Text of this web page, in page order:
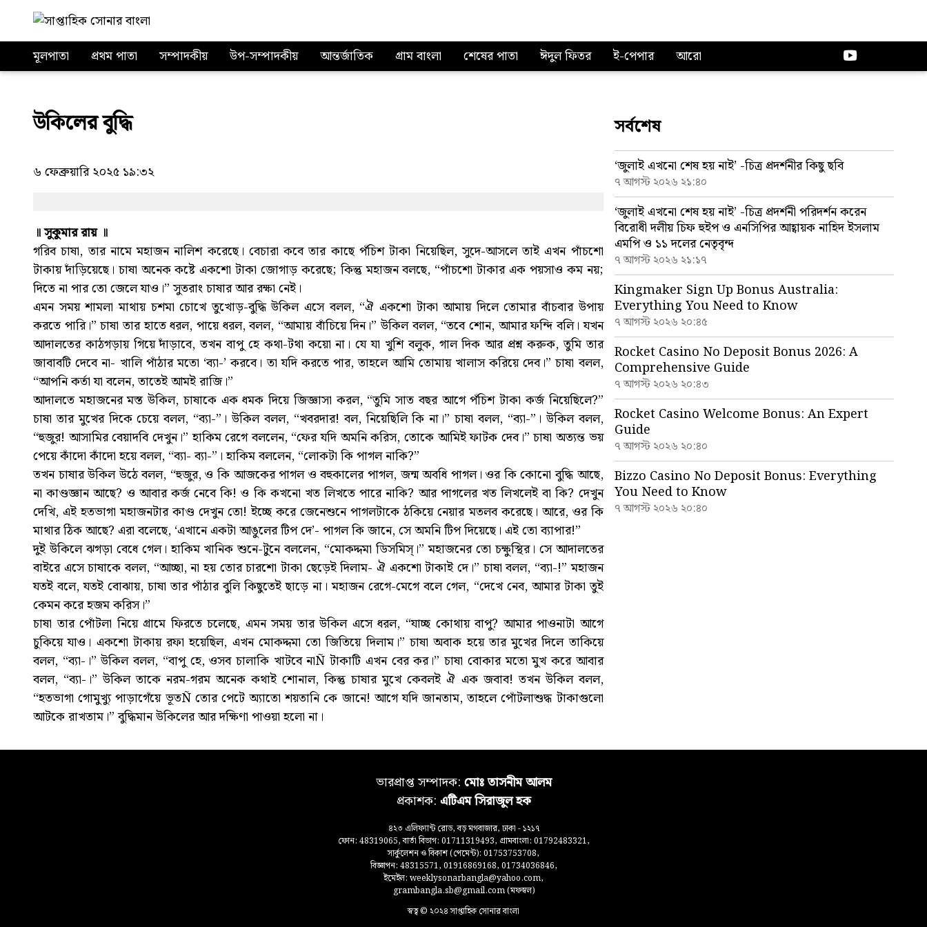
মূলপাতা প্রথম পাতা সম্পাদকীয় উপ-সম্পাদকীয় আন্তর্জাতিক গ্রাম বাংলা শেষের পাতা ঈদুল ফিতর ই-পেপার আরো
উকিলের বুদ্ধি
৬ ফেব্রুয়ারি ২০২৫ ১৯:৩২
॥ সুকুমার রায় ॥
গরিব চাষা, তার নামে মহাজন নালিশ করেছে। বেচারা কবে তার কাছে পঁচিশ টাকা নিয়েছিল, সুদে-আসলে তাই এখন পাঁচশো
টাকায় দাঁড়িয়েছে। চাষা অনেক কষ্টে একশো টাকা জোগাড় করেছে; কিন্তু মহাজন বলছে, “পাঁচশো টাকার এক পয়সাও কম নয়;
দিতে না পার তো জেলে যাও।” সুতরাং চাষার আর রক্ষা নেই।
এমন সময় শামলা মাথায় চশমা চোখে তুখোড়-বুদ্ধি উকিল এসে বলল, “ঐ একশো টাকা আমায় দিলে তোমার বাঁচবার উপায়
করতে পারি।” চাষা তার হাতে ধরল, পায়ে ধরল, বলল, “আমায় বাঁচিয়ে দিন।” উকিল বলল, “তবে শোন, আমার ফন্দি বলি। যখন
আদালতের কাঠগড়ায় গিয়ে দাঁড়াবে, তখন বাপু হে কথা-টথা কয়ো না। যে যা খুশি বলুক, গাল দিক আর প্রশ্ন করুক, তুমি তার
জাবাবটি দেবে না- খালি পাঁঠার মতো ‘ব্যা-’ করবে। তা যদি করতে পার, তাহলে আমি তোমায় খালাস করিয়ে দেব।” চাষা বলল,
“আপনি কর্তা যা বলেন, তাতেই আমই রাজি।”
আদালতে মহাজনের মস্ত উকিল, চাষাকে এক ধমক দিয়ে জিজ্ঞাসা করল, “তুমি সাত বছর আগে পঁচিশ টাকা কর্জ নিয়েছিলে?”
চাষা তার মুখের দিকে চেয়ে বলল, “ব্যা-”। উকিল বলল, “খবরদার! বল, নিয়েছিলি কি না।” চাষা বলল, “ব্যা-”। উকিল বলল,
“হুজুর! আসামির বেয়াদবি দেখুন।” হাকিম রেগে বললেন, “ফের যদি অমনি করিস, তোকে আমিই ফাটক দেব।” চাষা অত্যন্ত ভয়
পেয়ে কাঁদো কাঁদো হয়ে বলল, “ব্যা- ব্যা-”। হাকিম বললেন, “লোকটা কি পাগল নাকি?”
তখন চাষার উকিল উঠে বলল, “হুজুর, ও কি আজকের পাগল ও বহুকালের পাগল, জন্ম অবধি পাগল। ওর কি কোনো বুদ্ধি আছে,
না কাণ্ডজ্ঞান আছে? ও আবার কর্জ নেবে কি! ও কি কখনো খত লিখতে পারে নাকি? আর পাগলের খত লিখলেই বা কি? দেখুন
দেখি, এই হতভাগা মহাজনটার কাণ্ড দেখুন তো! ইচ্ছে করে জেনেশুনে পাগলটাকে ঠকিয়ে নেয়ার মতলব করেছে। আরে, ওর কি
মাথার ঠিক আছে? এরা বলেছে, ‘এখানে একটা আঙুলের টিপ দে’- পাগল কি জানে, সে অমনি টিপ দিয়েছে। এই তো ব্যাপার!”
দুই উকিলে ঝগড়া বেধে গেল। হাকিম খানিক শুনে-টুনে বললেন, “মোকদ্দমা ডিসমিস্।” মহাজনের তো চক্ষুস্থির। সে আদালতের
বাইরে এসে চাষাকে বলল, “আচ্ছা, না হয় তোর চারশো টাকা ছেড়েই দিলাম- ঐ একশো টাকাই দে।” চাষা বলল, “ব্যা-!” মহাজন
যতই বলে, যতই বোঝায়, চাষা তার পাঁঠার বুলি কিছুতেই ছাড়ে না। মহাজন রেগে-মেগে বলে গেল, “দেখে নেব, আমার টাকা তুই
কেমন করে হজম করিস।”
চাষা তার পোঁটলা নিয়ে গ্রামে ফিরতে চলেছে, এমন সময় তার উকিল এসে ধরল, “যাচ্ছ কোথায় বাপু? আমার পাওনাটা আগে
চুকিয়ে যাও। একশো টাকায় রফা হয়েছিল, এখন মোকদ্দমা তো জিতিয়ে দিলাম।” চাষা অবাক হয়ে তার মুখের দিলে তাকিয়ে
বলল, “ব্যা-।” উকিল বলল, “বাপু হে, ওসব চালাকি খাটবে নাÑ টাকাটি এখন বের কর।” চাষা বোকার মতো মুখ করে আবার
বলল, “ব্যা-।” উকিল তাকে নরম-গরম অনেক কথাই শোনাল, কিন্তু চাষার মুখে কেবলই ঐ এক জবাব! তখন উকিল বলল,
“হতভাগা গোমুখ্যু পাড়াগেঁয়ে ভূতÑ তোর পেটে অ্যাতো শয়তানি কে জানে! আগে যদি জানতাম, তাহলে পোঁটলাশুদ্ধ টাকাগুলো
আটকে রাখতাম।” বুদ্ধিমান উকিলের আর দক্ষিণা পাওয়া হলো না।
সর্বশেষ
‘জুলাই এখনো শেষ হয় নাই’ -চিত্র প্রদর্শনীর কিছু ছবি
৭ আগস্ট ২০২৬ ২১:৪০
‘জুলাই এখনো শেষ হয় নাই’ -চিত্র প্রদর্শনী পরিদর্শন করেন
বিরোধী দলীয় চিফ হুইপ ও এনসিপির আহ্বায়ক নাহিদ ইসলাম
এমপি ও ১১ দলের নেতৃবৃন্দ
৭ আগস্ট ২০২৬ ২১:১৭
Kingmaker Sign Up Bonus Australia:
Everything You Need to Know
৭ আগস্ট ২০২৬ ২০:৪৫
Rocket Casino No Deposit Bonus 2026: A
Comprehensive Guide
৭ আগস্ট ২০২৬ ২০:৪৩
Rocket Casino Welcome Bonus: An Expert
Guide
৭ আগস্ট ২০২৬ ২০:৪০
Bizzo Casino No Deposit Bonus: Everything
You Need to Know
৭ আগস্ট ২০২৬ ২০:৪০
ভারপ্রাপ্ত সম্পাদক: মোঃ তাসনীম আলম
প্রকাশক: এটিএম সিরাজুল হক
৪২৩ এলিফ্যান্ট রোড, বড় মগবাজার, ঢাকা - ১২১৭
ফোন: 48319065, বার্তা বিভাগ: 01711319493, গ্রামবাংলা: 01792483321,
সার্কুলেশন ও বিকাশ (পেমেন্ট): 01753753708,
বিজ্ঞাপন: 48315571, 01916869168, 01734036846,
ইমেইল: weeklysonarbangla@yahoo.com,
grambangla.sb@gmail.com (মফস্বল)
স্বত্ব © ২০২৪ সাপ্তাহিক সোনার বাংলা